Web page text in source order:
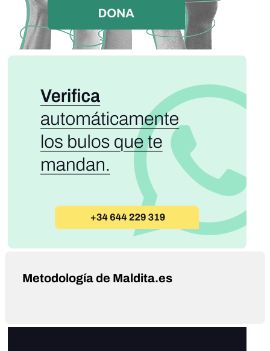
Metodología de Maldita.es